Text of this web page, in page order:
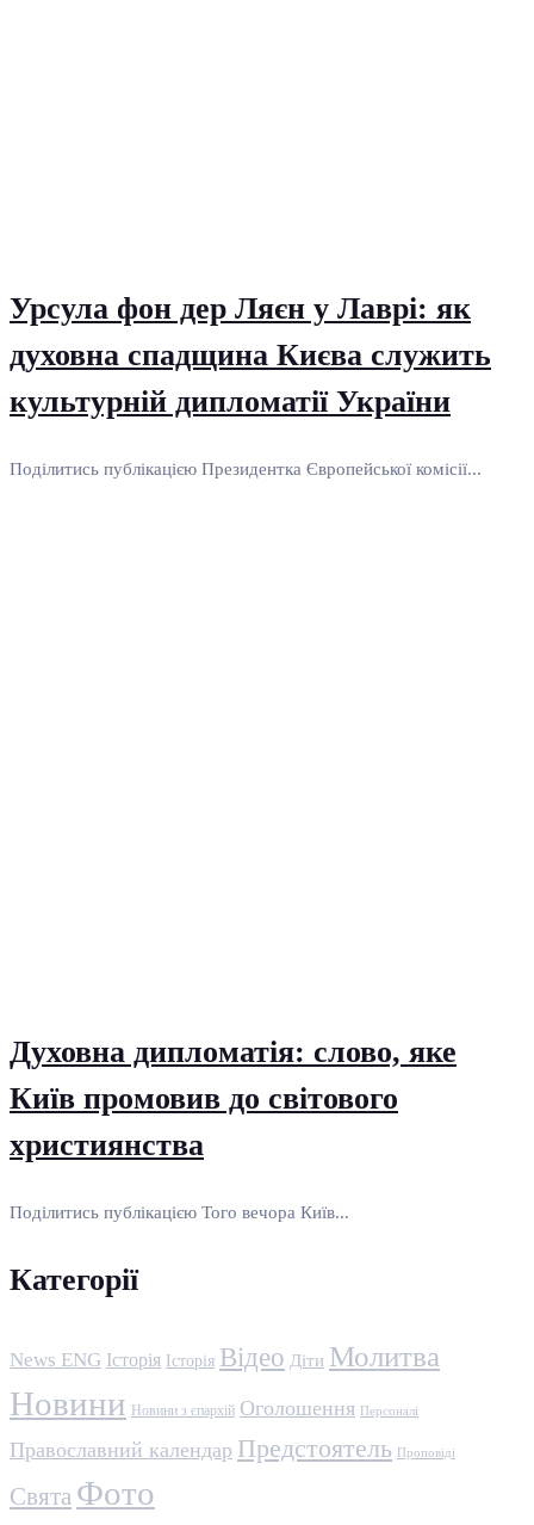
Урсула фон дер Ляєн у Лаврі: як
духовна спадщина Києва служить
культурній дипломатії України
Поділитись публікацією Президентка Європейської комісії...
Духовна дипломатія: слово, яке
Київ промовив до світового
християнства
Поділитись публікацією Того вечора Київ...
Категорії
News ENG Історія Історія Відео Діти Молитва
Новини Новини з єпархій Оголошення Персоналі
Православний календар Предстоятель Проповіді
Свята Фото